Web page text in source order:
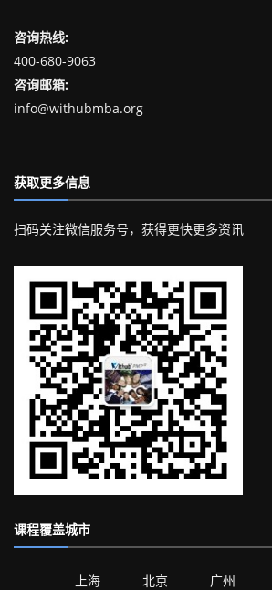
咨询热线:
400-680-9063
咨询邮箱:
info@withubmba.org
获取更多信息
扫码关注微信服务号，获得更快更多资讯
课程覆盖城市
上海 北京 广州